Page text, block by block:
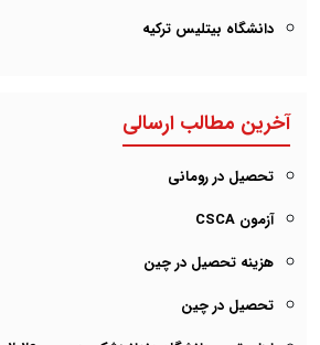
دانشگاه بیتلیس ترکیه
آخرین مطالب ارسالی
تحصیل در رومانی
آزمون CSCA
هزینه تحصیل در چین
تحصیل در چین